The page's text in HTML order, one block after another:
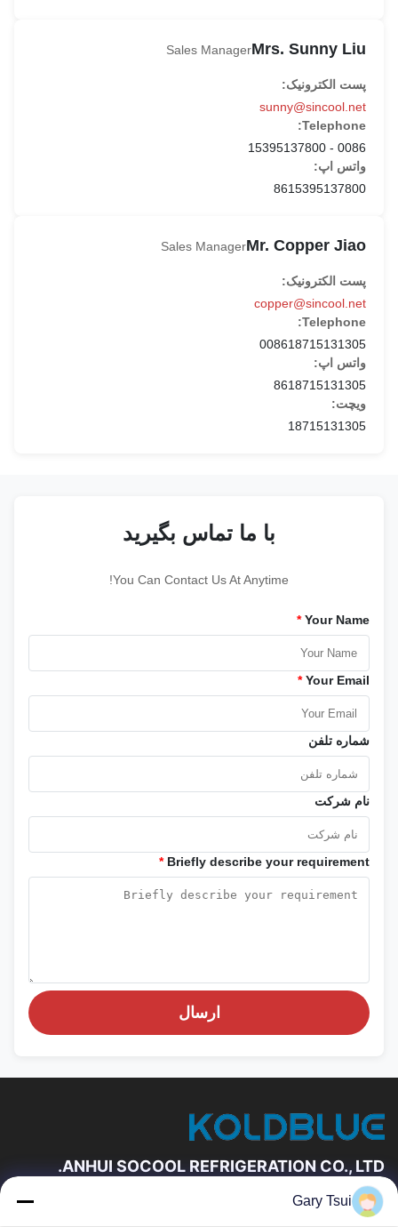
Mrs. Sunny Liu
Sales Manager
پست الکترونیک:
sunny@sincool.net
Telephone:
0086 - 15395137800
واتس اپ:
8615395137800
Mr. Copper Jiao
Sales Manager
پست الکترونیک:
copper@sincool.net
Telephone:
008618715131305
واتس اپ:
8618715131305
ویچت:
18715131305
با ما تماس بگیرید
You Can Contact Us At Anytime!
Your Name
*
Your Email
*
شماره تلفن
نام شرکت
Briefly describe your requirement
*
ارسال
ANHUI SOCOOL REFRIGERATION CO., LTD.
لینک های سریع
Gary Tsui